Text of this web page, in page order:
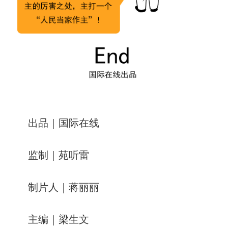
出品｜国际在线
监制｜苑听雷
制片人｜蒋丽丽
主编｜梁生文